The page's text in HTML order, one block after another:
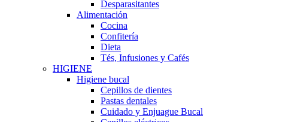
Desparasitantes
Alimentación
Cocina
Confitería
Dieta
Tés, Infusiones y Cafés
HIGIENE
Higiene bucal
Cepillos de dientes
Pastas dentales
Cuidado y Enjuague Bucal